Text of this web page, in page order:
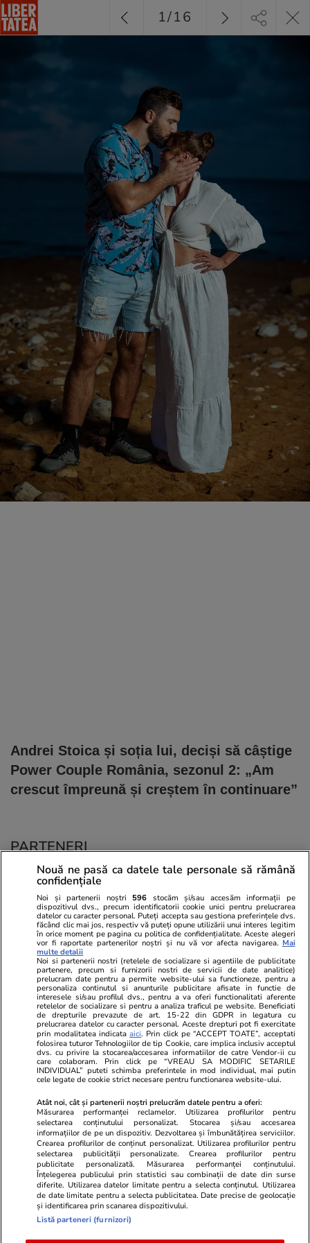
Andrei Stoica și soția lui, deciși să câștige
Power Couple România, sezonul 2: „Am
crescut împreună și creștem în continuare”
1/16
PARTENERI
Viva.ro
"Nici acum nu îi știu bine. Nu îi știu familia".
A tăcut luni întregi, dar acum Gina Matache a
spus adevărul despre relația cu ginerele ei,
Radu Siffr...
Unica.ro
Nu și ei! S-au
căsnicie! Cei doi
secret. Nimeni
motiv al
© 2026 Ringier Romania. Toate drepturile rezervate
Actualizare preferințe cookies
Nouă ne pasă ca datele tale personale să rămână
confidențiale
Noi și partenerii noștri 596 stocăm și/sau accesăm informații pe
dispozitivul dvs., precum identificatorii cookie unici pentru prelucrarea
datelor cu caracter personal. Puteți accepta sau gestiona preferințele dvs.
făcând clic mai jos, respectiv vă puteți opune utilizării unui interes legitim
în orice moment pe pagina cu politica de confidențialitate. Aceste alegeri
vor fi raportate partenerilor noștri și nu vă vor afecta navigarea. Mai
multe detalii
Noi si partenerii nostri (retelele de socializare si agentiile de publicitate
partenere, precum si furnizorii nostri de servicii de date analitice)
prelucram date pentru a permite website-ului sa functioneze, pentru a
personaliza continutul si anunturile publicitare afisate in functie de
interesele si/sau profilul dvs., pentru a va oferi functionalitati aferente
retelelor de socializare si pentru a analiza traficul pe website. Beneficiati
de drepturile prevazute de art. 15-22 din GDPR in legatura cu
prelucrarea datelor cu caracter personal. Aceste drepturi pot fi exercitate
prin modalitatea indicataaici. Prin click pe “ACCEPT TOATE”, acceptati
folosirea tuturor Tehnologiilor de tip Cookie, care implica inclusiv acceptul
dvs. cu privire la stocarea/accesarea informatiilor de catre Vendor-ii cu
care colaboram. Prin click pe “VREAU SA MODIFIC SETARILE
INDIVIDUAL” puteti schimba preferintele in mod individual, mai putin
cele legate de cookie strict necesare pentru functionarea website-ului.
Atât noi, cât și partenerii noștri prelucrăm datele pentru a oferi:
Măsurarea performanței reclamelor. Utilizarea profilurilor pentru
selectarea conținutului personalizat. Stocarea și/sau accesarea
informațiilor de pe un dispozitiv. Dezvoltarea și îmbunătățirea serviciilor.
Crearea profilurilor de conținut personalizat. Utilizarea profilurilor pentru
selectarea publicității personalizate. Crearea profilurilor pentru
publicitate personalizată. Măsurarea performanței conținutului.
Înțelegerea publicului prin statistici sau combinații de date din surse
diferite. Utilizarea datelor limitate pentru a selecta conținutul. Utilizarea
de date limitate pentru a selecta publicitatea. Date precise de geolocație
și identificarea prin scanarea dispozitivului.
Listă parteneri (furnizori)